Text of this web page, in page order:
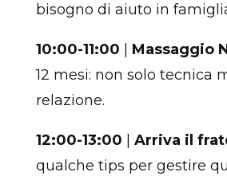
bisogno di aiuto in
10:00-11:00 Massaggio
12 mesi: non solo tecnica
relazione.
12:00-13:00 Arriva il
qualche tips per gestire